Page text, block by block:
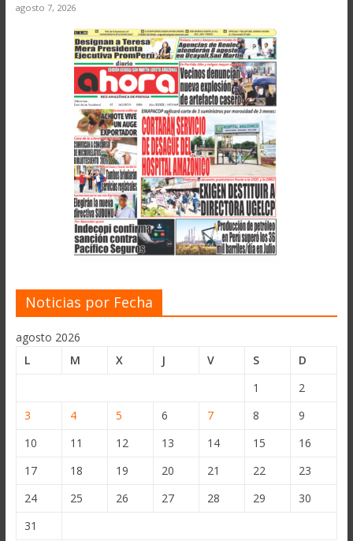
agosto 7, 2026
Noticias por Fecha
agosto 2026
L
M X J V S
D
1
2
3
4 5 6 7 8
9
10
11 12 13 14 15
16
17
18 19 20 21 22
23
24
25 26 27 28 29
30
31